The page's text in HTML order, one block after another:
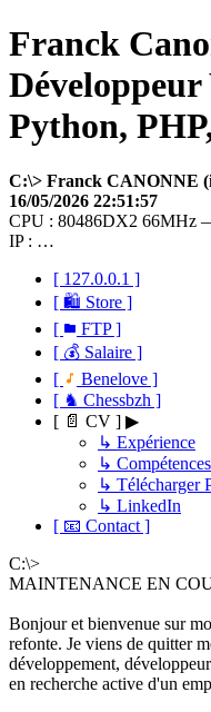
Franck
Python,
C:\> Franck CANONNE
16/05/2026 22:51:57
CPU : 80486DX2 66MHz
IP : …
[ 127.0.0.1 ]
[ 🛍 Store ]
[
FTP ]
[ 💰 Salaire ]
[
Benelove ]
[ ♞ Chessbzh ]
[ 📄 CV ] ▶
↳ Expérience
↳ Compétences
↳ Télécharger
↳ LinkedIn
[ 📧 Contact ]
C:\>
MAINTENANCE EN
Bonjour et bienvenue sur
refonte. Je viens de quitter
développement,
en recherche active d'un